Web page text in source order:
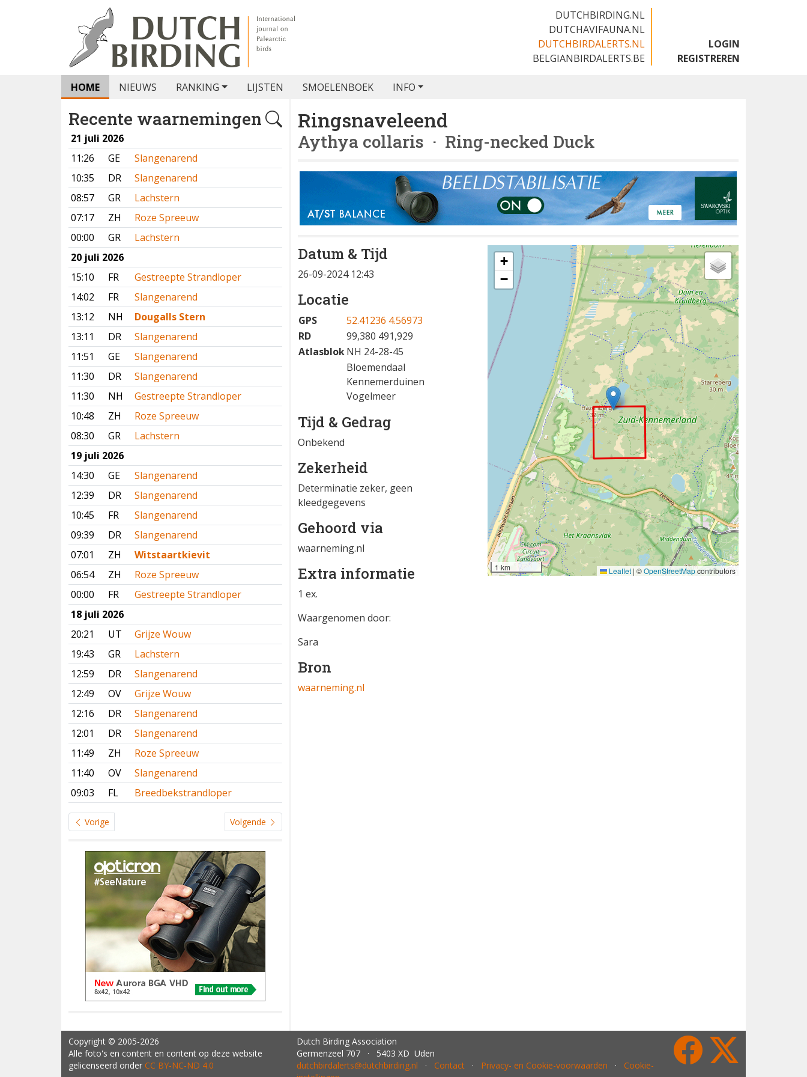
DUTCHBIRDING.NL
DUTCHAVIFAUNA.NL
DUTCHBIRDALERTS.NL
BELGIANBIRDALERTS.BE
LOGIN
REGISTREREN
HOME NIEUWS RANKING LIJSTEN SMOELENBOEK INFO
Recente waarnemingen
21 juli 2026
11:26
GE
Slangenarend
10:35
DR
Slangenarend
08:57
GR
Lachstern
07:17
ZH
Roze Spreeuw
00:00
GR
Lachstern
20 juli 2026
15:10
FR
Gestreepte Strandloper
14:02
FR
Slangenarend
13:12
NH
Dougalls Stern
13:11
DR
Slangenarend
11:51
GE
Slangenarend
11:30
DR
Slangenarend
11:30
NH
Gestreepte Strandloper
10:48
ZH
Roze Spreeuw
08:30
GR
Lachstern
19 juli 2026
14:30
GE
Slangenarend
12:39
DR
Slangenarend
10:45
FR
Slangenarend
09:39
DR
Slangenarend
07:01
ZH
Witstaartkievit
06:54
ZH
Roze Spreeuw
00:00
FR
Gestreepte Strandloper
18 juli 2026
20:21
UT
Grijze Wouw
19:43
GR
Lachstern
12:59
DR
Slangenarend
12:49
OV
Grijze Wouw
12:16
DR
Slangenarend
12:01
DR
Slangenarend
11:49
ZH
Roze Spreeuw
11:40
OV
Slangenarend
09:03
FL Breedbekstrandloper
Vorige Volgende
Ringsnaveleend
Aythya collaris · Ring-necked Duck
Datum & Tijd
26-09-2024 12:43
Locatie
GPS
52.41236 4.56973
RD
99,380 491,929
AtlasblokNH 24-28-45
Bloemendaal
Kennemerduinen
Vogelmeer
Tijd & Gedrag
Onbekend
Zekerheid
Determinatie zeker, geen
kleedgegevens
Gehoord via
waarneming.nl
Extra informatie
1 ex.
Waargenomen door:
Sara
Bron
waarneming.nl
+
−
1 km Leaflet | ©OpenStreetMapcontributors
Copyright © 2005-2026
Alle foto's en content en content op deze website
gelicenseerd onder CC BY‑NC‑ND 4.0
Dutch Birding Association
Germenzeel 707 · 5403 XD Uden
dutchbirdalerts@dutchbirding.nl · Contact · Privacy- en Cookie-voorwaarden · Cookie-